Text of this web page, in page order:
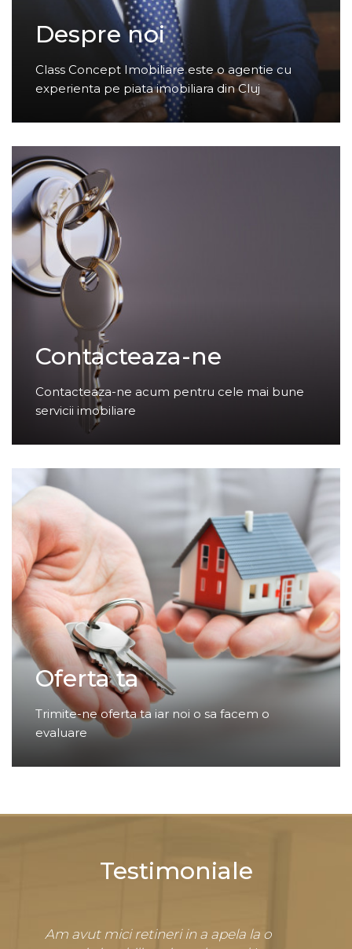
Despre noi
Class Concept Imobiliare este o agentie cu
experienta pe piata imobiliara din Cluj
Contacteaza-ne
Contacteaza-ne acum pentru cele mai bune
servicii imobiliare
Oferta ta
Trimite-ne oferta ta iar noi o sa facem o
evaluare
Testimoniale
Am avut mici retineri in a apela la o